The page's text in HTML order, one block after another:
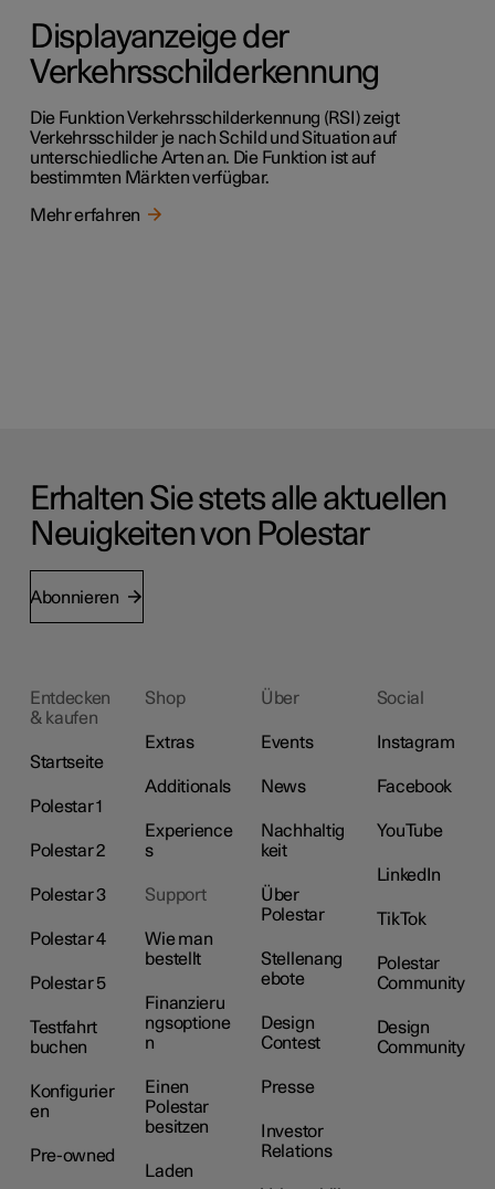
Displayanzeige der
Verkehrsschilderkennung
Die Funktion Verkehrsschilderkennung (RSI) zeigt
Verkehrsschilder je nach Schild und Situation auf
unterschiedliche Arten an. Die Funktion ist auf
bestimmten Märkten verfügbar.
Mehr erfahren
Erhalten Sie stets alle aktuellen
Neuigkeiten von Polestar
Abonnieren
Entdecken
& kaufen
Startseite
Polestar 1
Polestar 2
Polestar 3
Polestar 4
Polestar 5
Testfahrt
buchen
Konfigurier
en
Pre-owned
Shop
Extras
Additionals
Experience
s
Support
Wie man
bestellt
Finanzieru
ngsoptione
n
Einen
Polestar
besitzen
Laden
Über
Events
News
Nachhaltig
keit
Über
Polestar
Stellenang
ebote
Design
Contest
Presse
Investor
Relations
Social
Instagram
Facebook
YouTube
LinkedIn
TikTok
Polestar
Community
Design
Community